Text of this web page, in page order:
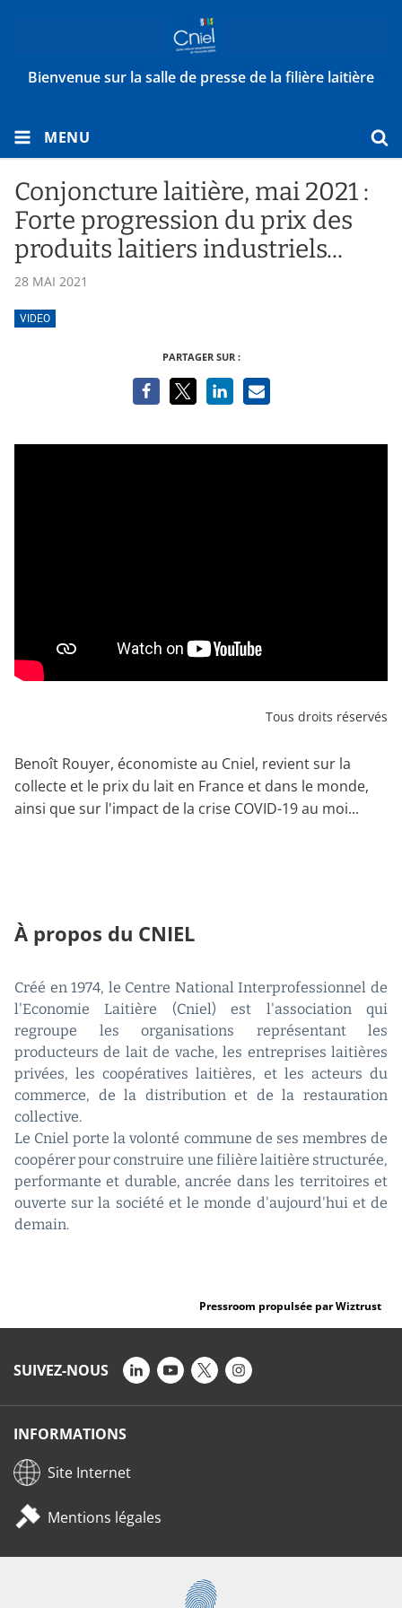
Bienvenue sur la salle de presse de la filière laitière
MENU
Conjoncture laitière, mai 2021 :
Forte progression du prix des
produits laitiers industriels...
28 MAI 2021
VIDEO
PARTAGER SUR :
Tous droits réservés
Benoît Rouyer, économiste au Cniel, revient sur la
collecte et le prix du lait en France et dans le monde,
ainsi que sur l'impact de la crise COVID-19 au moi...
À propos du CNIEL
Créé en 1974, le Centre National Interprofessionnel de
l'Economie Laitière (Cniel) est l'association qui
regroupe les organisations représentant les
producteurs de lait de vache, les entreprises laitières
privées, les coopératives laitières, et les acteurs du
commerce, de la distribution et de la restauration
collective.
Le Cniel porte la volonté commune de ses membres de
coopérer pour construire une filière laitière structurée,
performante et durable, ancrée dans les territoires et
ouverte sur la société et le monde d'aujourd'hui et de
demain.
Pressroom propulsée par Wiztrust
SUIVEZ-NOUS
INFORMATIONS
Site Internet
Mentions légales